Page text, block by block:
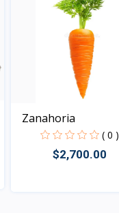
Zanahoria
( 0 )
$2,700.00